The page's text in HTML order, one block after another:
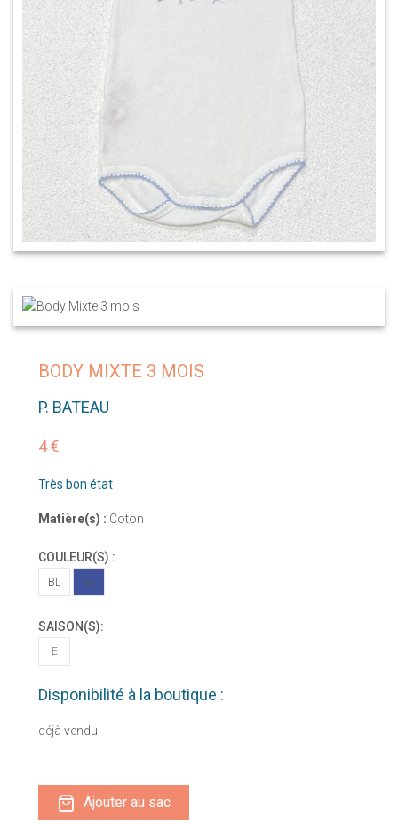
BODY MIXTE 3 MOIS
P. BATEAU
4 €
Très bon état
Matière(s) : Coton
COULEUR(S) :
BL BL
SAISON(S):
E
Disponibilité à la boutique :
déjà vendu
Ajouter au sac